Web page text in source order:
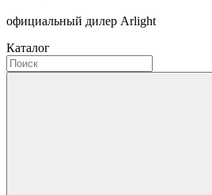
официальный дилер Arlight
Каталог